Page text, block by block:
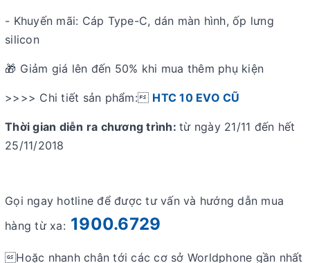
- Khuyến mãi: Cáp Type-C, dán màn hình, ốp lưng
silicon
🎁 Giảm giá lên đến 50% khi mua thêm phụ kiện
>>>> Chi tiết sản phẩm: HTC 10 EVO CŨ
Thời gian diễn ra chương trình: từ ngày 21/11 đến hết
25/11/2018
Gọi ngay hotline để được tư vấn và hướng dẫn mua
hàng từ xa: 1900.6729
Hoặc nhanh chân tới các cơ sở Worldphone gần nhất